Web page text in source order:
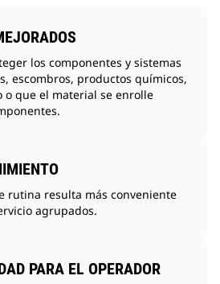
los componentes y sistemas
escombros, productos químicos,
o que el material se enrolle
rutina resulta más conveniente
agrupados.
PARA EL OPERADOR